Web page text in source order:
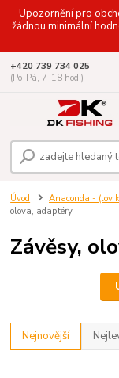
Upozornění pro
žádnou minimální
+420 739 734 025
(Po-Pá, 7-18 hod.)
Úvod Anaconda - (lov
olova, adaptéry
Závěsy,
Nejnovější